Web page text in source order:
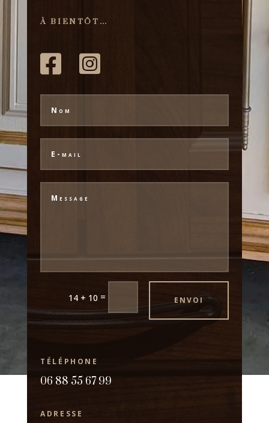
À BIENTÔT…
 
14 + 10 = ENVOI
TÉLÉPHONE
06 88 55 67 99
ADRESSE